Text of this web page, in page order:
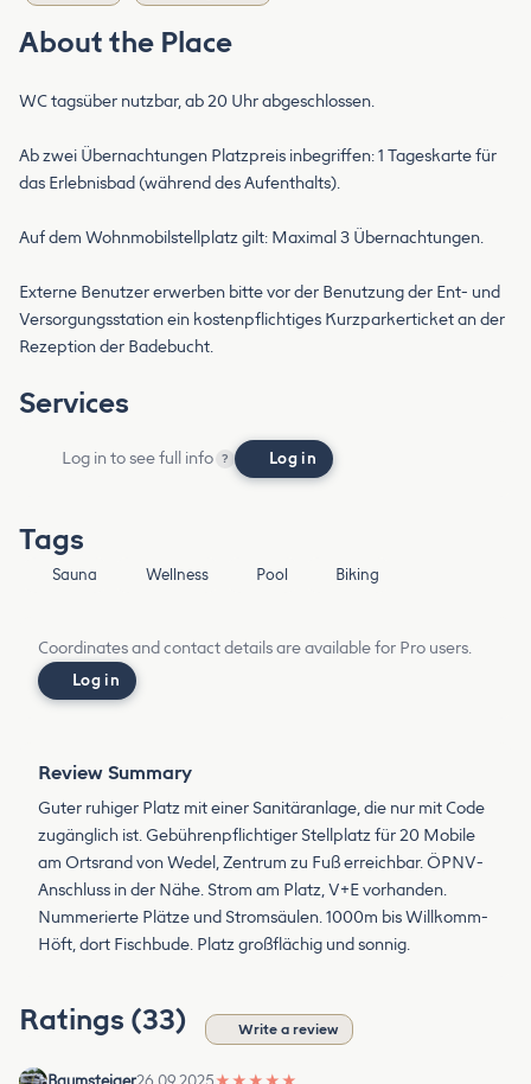
About the Place
WC tagsüber nutzbar, ab 20 Uhr abgeschlossen.
Ab zwei Übernachtungen Platzpreis inbegriffen: 1 Tageskarte für
das Erlebnisbad (während des Aufenthalts).
Auf dem Wohnmobilstellplatz gilt: Maximal 3 Übernachtungen.
Externe Benutzer erwerben bitte vor der Benutzung der Ent- und
Versorgungsstation ein kostenpflichtiges Kurzparkerticket an der
Rezeption der Badebucht.
Services
Log in to see full info ? Log in
Tags
Sauna Wellness Pool Biking
Coordinates and contact details are available for Pro users.
Log in
Review Summary
Guter ruhiger Platz mit einer Sanitäranlage, die nur mit Code
zugänglich ist. Gebührenpflichtiger Stellplatz für 20 Mobile
am Ortsrand von Wedel, Zentrum zu Fuß erreichbar. ÖPNV-
Anschluss in der Nähe. Strom am Platz, V+E vorhanden.
Nummerierte Plätze und Stromsäulen. 1000m bis Willkomm-
Höft, dort Fischbude. Platz großflächig und sonnig.
Ratings (33) Write a review
Baumsteiger26.09.2025★ ★ ★ ★ ★